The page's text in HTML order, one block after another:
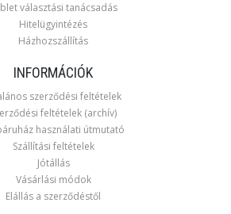
választási tanácsadás
Hitelügyintézés
Házhozszállítás
INFORMÁCIÓK
szerződési feltételek
feltételek (archív)
használati útmutató
Szállítási feltételek
Jótállás
Vásárlási módok
Elállás a szerződéstől